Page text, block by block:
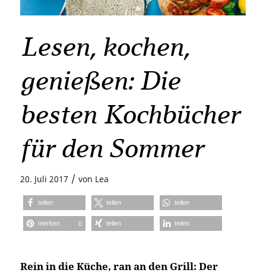
Lesen, kochen,
genießen: Die
besten Kochbücher
für den Sommer
20. Juli 2017 / von Lea
teilen teilen teilen
merken 0 teilen teilen
Rein in die Küche, ran an den Grill: Der